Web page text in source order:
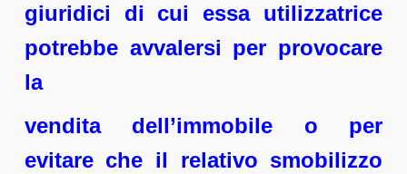
giuridici di cui essa utilizzatrice
potrebbe avvalersi per provocare
la
vendita dell’immobile o per
evitare che il relativo smobilizzo